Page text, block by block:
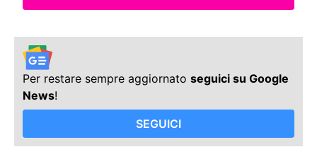
Per restare sempre aggiornato seguici su Google
News!
SEGUICI